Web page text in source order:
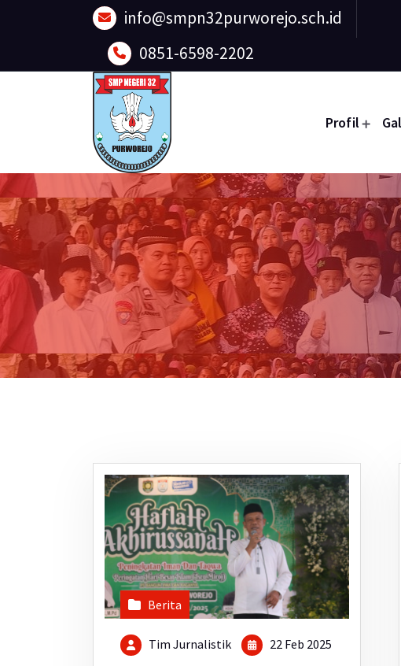
info@smpn32purworejo.sch.id
0851-6598-2202
Sadar Lingkungan dan Berakhlak Mulia
Profil
Berita
Tim Jurnalistik 22 Feb 2025